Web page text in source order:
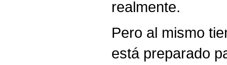
realmente.
Pero al mismo
está preparado